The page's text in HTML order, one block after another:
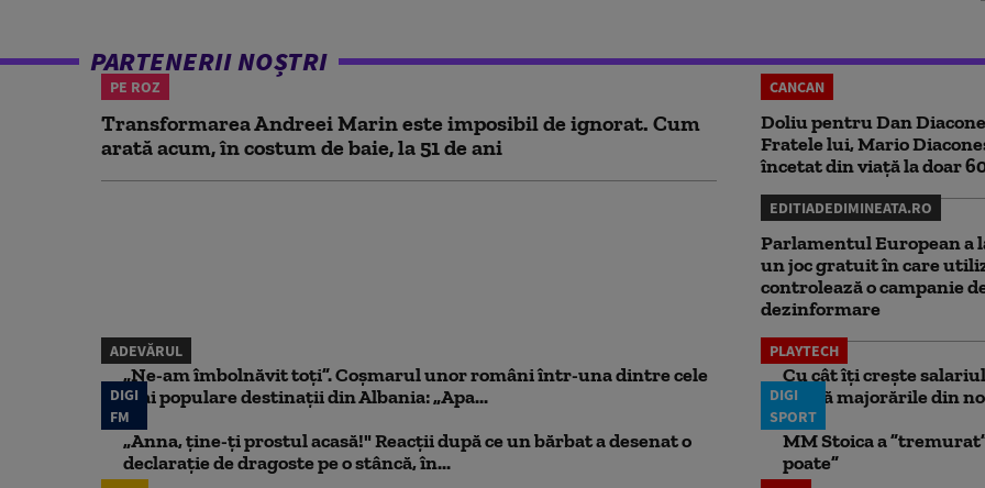
PARTENERII NOȘTRI
PE ROZ
Transformarea Andreei Marin este imposibil de ignorat. Cum
arată acum, în costum de baie, la 51 de ani
CANCAN
Doliu pentru Dan
Fratele lui, Mario
încetat din viață la doar
EDITIADEDIMINEATA.RO
Parlamentul European a
un joc gratuit în care
controlează o campanie
dezinformare
ADEVĂRUL
„Ne-am îmbolnăvit toți”. Coșmarul unor români într-una dintre cele
mai populare destinații din Albania: „Apa...
PLAYTECH
Cu cât îți crește
aplică majorările din
DIGI
FM
„Anna, ţine-ţi prostul acasă!" Reacţii după ce un bărbat a desenat o
declaraţie de dragoste pe o stâncă, în...
DIGI
SPORT
MM Stoica a
poate”